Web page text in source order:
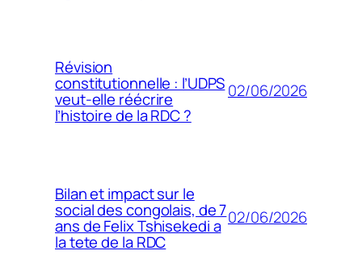
Révision
constitutionnelle : l’UDPS
veut-elle réécrire
l’histoire de la RDC ?
02/06/2026
Bilan et impact sur le
social des congolais, de 7
ans de Felix Tshisekedi a
la tete de la RDC
02/06/2026